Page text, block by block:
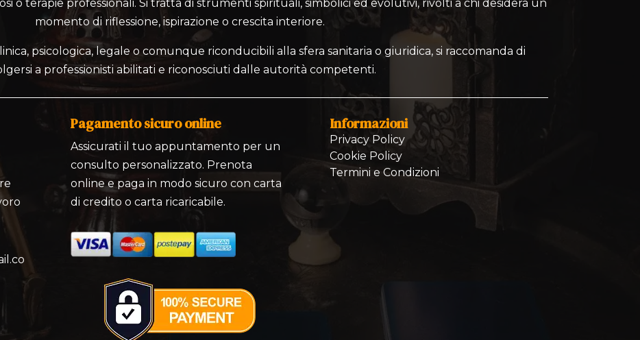
o terapie professionali. Si tratta di strumenti spirituali, simbolici ed evolutivi, rivolti a chi desidera un
momento di riflessione, ispirazione o crescita interiore.
psicologica, legale o comunque riconducibili alla sfera sanitaria o giuridica, si raccomanda di
a professionisti abilitati e riconosciuti dalle autorità competenti.
Pagamento sicuro online
Assicurati il tuo appuntamento per un
consulto personalizzato. Prenota
online e paga in modo sicuro con carta
di credito o carta ricaricabile.
Informazioni
Privacy Policy
Cookie Policy
Termini e Condizioni